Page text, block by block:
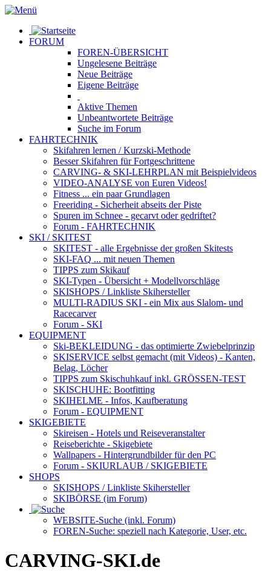
FORUM
FOREN-ÜBERSICHT
Ungelesene Beiträge
Neue Beiträge
Eigene Beiträge
Aktive Themen
Unbeantwortete Beiträge
Suche im Forum
FAHRTECHNIK
Skifahren lernen / Kurzski-Methode
Besser Skifahren für Fortgeschrittene
CARVING- & SKI-LEHRPLAN mit Beispielvideos
VIDEO-ANALYSE von Euren Videos!
Fitness ... ein paar Grundlagen
Freeriding - Sicherheit abseits der Piste
Spuren im Schnee - gecarvt oder gedriftet?
Forum - FAHRTECHNIK
SKI / SKITEST
SKITEST - alle Ergebnisse der großen Skitests
SKI-FAQ ... mit neuen Themen
TIPPS zum Skikauf
SKI-Typen - Übersicht + Modellvorschläge
SKISHOPS / Linkliste Skihersteller
MULTI-RADIUS SKI - ein Mix aus Slalom- und
Racecarver
Forum - SKI
EQUIPMENT
Ski-BEKLEIDUNG - das optimierte Zwiebelprinzip
SKISERVICE selbst gemacht (mit Videos) - Kanten,
Belag, Löcher
TIPPS zum Skischuhkaufinkl. GRÖSSEN-TEST
SKISCHUHE: Bootfitting
SKIHELME - Infos, Kaufberatung
Forum - EQUIPMENT
SKIGEBIETE
Skireisen - Hotels und Reiseveranstalter
Reiseberichte - Skigebiete
Wallpapers - Hintergrundbilder für den PC
Forum - SKIURLAUB / SKIGEBIETE
SHOPS
SKISHOPS / Linkliste Skihersteller
SKIBÖRSE (im Forum)
WEBSITE-Suche (inkl. Forum)
FOREN-Suche: speziell nach Kategorie, User, etc.
CARVING-SKI.de